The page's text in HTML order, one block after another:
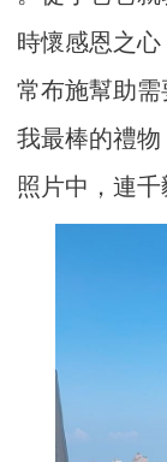
時懷感恩之
常布施幫助
我最棒的禮物
照片中，連千